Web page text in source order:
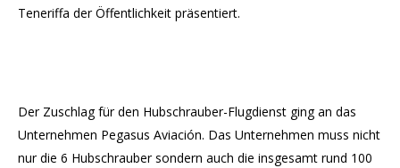
Teneriffa der Öffentlichkeit präsentiert.
Der Zuschlag für den Hubschrauber-Flugdienst ging an das
Unternehmen Pegasus Aviación. Das Unternehmen muss nicht
nur die 6 Hubschrauber sondern auch die insgesamt rund 100